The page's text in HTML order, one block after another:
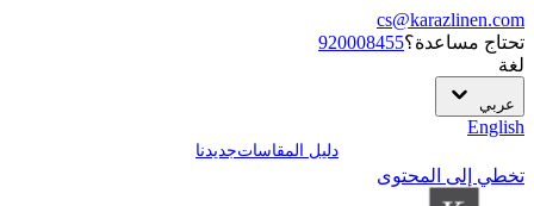
cs@karazlinen.com
تحتاج مساعدة؟920008455
لغة
عربي
English
دليل المقاساتجديدنا
تخطي إلى المحتوى